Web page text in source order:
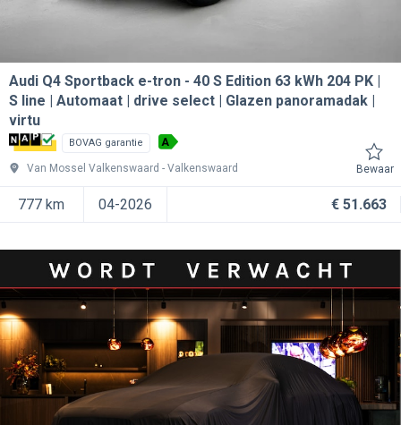
Audi Q4 Sportback e-tron
40 S Edition 63 kWh 204 PK |
S line | Automaat | drive select | Glazen panoramadak |
virtu
BOVAG garantie A
Van Mossel Valkenswaard Valkenswaard Bewaar
777 km 04-2026 € 51.663